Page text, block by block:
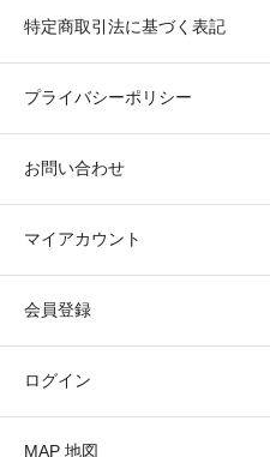
特定商取引法に基づく表記
プライバシーポリシー
お問い合わせ
マイアカウント
会員登録
ログイン
MAP 地図